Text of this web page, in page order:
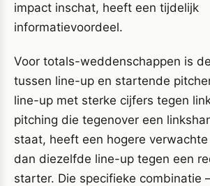
impact inschat, heeft een tijdelijk
informatievoordeel.
Voor totals-weddenschappen is
tussen line-up en startende
line-up met sterke cijfers tegen
pitching die tegenover een
staat, heeft een hogere
dan diezelfde line-up tegen een
starter. Die specifieke combinatie